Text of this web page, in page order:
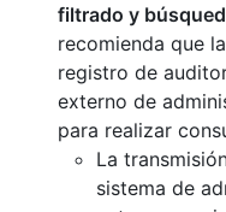
filtrado y
recomienda que
registro de
externo de
para realizar
La
sistema de